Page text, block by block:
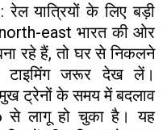
: रेल यात्रियों के लिए बड़ी
east भारत की ओर
रहे हैं, तो घर से निकलने
जरूर देख लें।
ट्रेनों के समय में बदलाव
से लागू हो चुका है। यह